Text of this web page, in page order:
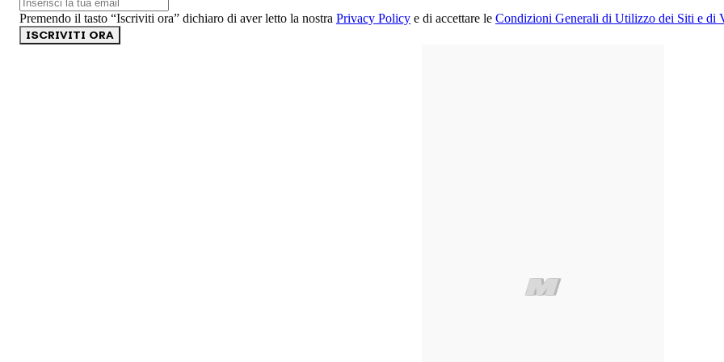
Premendo il tasto “Iscriviti ora” dichiaro di aver letto la nostra Privacy Policy e di accettare le Condizioni Generali di Utilizzo dei Siti e di
ISCRIVITI ORA